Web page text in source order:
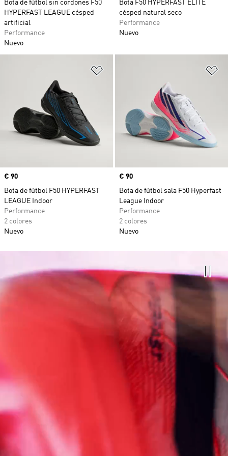
Bota de fútbol sin cordones F50
HYPERFAST LEAGUE césped
artificial
Performance
Nuevo
Bota F50 HYPERFAST ELITE
césped natural seco
Performance
Nuevo
Precio
€ 90
Bota de fútbol F50 HYPERFAST
LEAGUE Indoor
Performance
2 colores
Nuevo
Precio
€ 90
Bota de fútbol sala F50 Hyperfast
League Indoor
Performance
2 colores
Nuevo